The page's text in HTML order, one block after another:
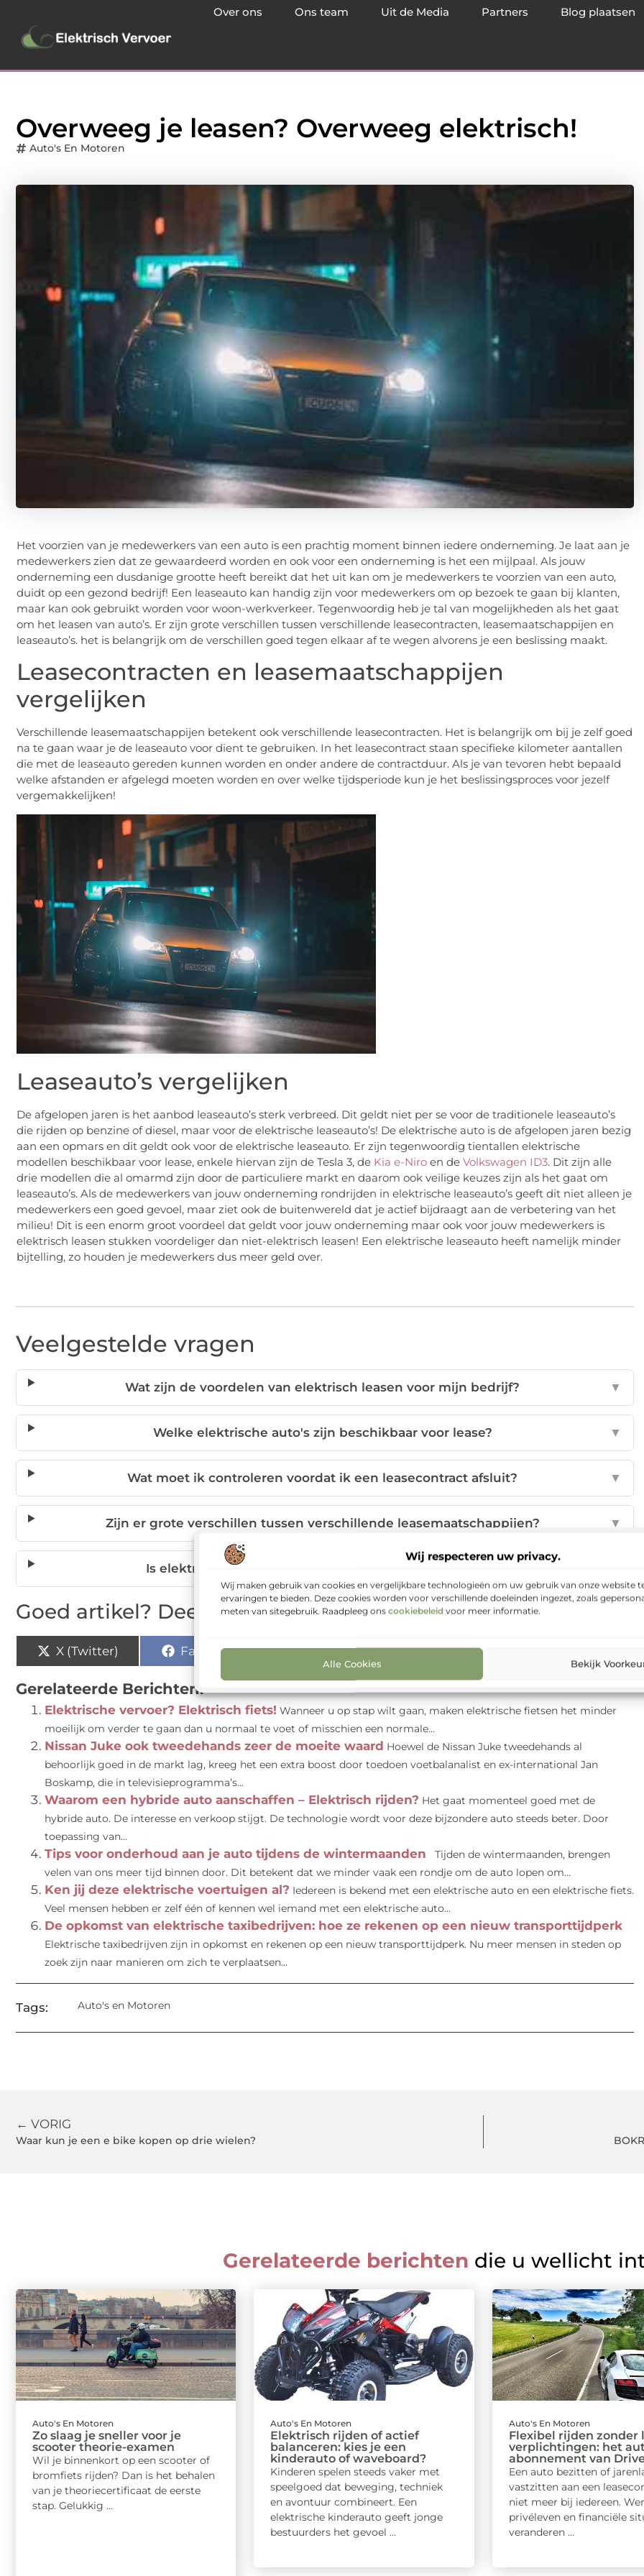
Wij respecteren uw privacy.
Wij maken gebruik van cookies en vergelijkbare technologieën om uw gebruik van onze website
ervaringen te bieden. Deze cookies worden voor verschillende doeleinden ingezet, zoals
meten van sitegebruik. Raadpleeg ons cookiebeleid voor meer informatie.
Alle Cookies Bekijk
Over ons Ons team Uit de Media Partners Blog plaatsen
Overweeg je leasen? Overweeg elektrisch!
Auto's En Motoren
Het voorzien van je medewerkers van een auto is een prachtig moment binnen iedere onderneming. Je laat aan je
medewerkers zien dat ze gewaardeerd worden en ook voor een onderneming is het een mijlpaal. Als jouw
onderneming een dusdanige grootte heeft bereikt dat het uit kan om je medewerkers te voorzien van een auto,
duidt op een gezond bedrijf! Een leaseauto kan handig zijn voor medewerkers om op bezoek te gaan bij klanten,
maar kan ook gebruikt worden voor woon-werkverkeer. Tegenwoordig heb je tal van mogelijkheden als het gaat
om het leasen van auto’s. Er zijn grote verschillen tussen verschillende leasecontracten, leasemaatschappijen en
leaseauto’s. het is belangrijk om de verschillen goed tegen elkaar af te wegen alvorens je een beslissing maakt.
Leasecontracten en leasemaatschappijen
vergelijken
Verschillende leasemaatschappijen betekent ook verschillende leasecontracten. Het is belangrijk om bij je zelf goed
na te gaan waar je de leaseauto voor dient te gebruiken. In het leasecontract staan specifieke kilometer aantallen
die met de leaseauto gereden kunnen worden en onder andere de contractduur. Als je van tevoren hebt bepaald
welke afstanden er afgelegd moeten worden en over welke tijdsperiode kun je het beslissingsproces voor jezelf
vergemakkelijken!
Leaseauto’s vergelijken
De afgelopen jaren is het aanbod leaseauto’s sterk verbreed. Dit geldt niet per se voor de traditionele leaseauto’s
die rijden op benzine of diesel, maar voor de elektrische leaseauto’s! De elektrische auto is de afgelopen jaren bezig
aan een opmars en dit geldt ook voor de elektrische leaseauto. Er zijn tegenwoordig tientallen elektrische
modellen beschikbaar voor lease, enkele hiervan zijn de Tesla 3, de Kia e-Niro en de Volkswagen ID3. Dit zijn alle
drie modellen die al omarmd zijn door de particuliere markt en daarom ook veilige keuzes zijn als het gaat om
leaseauto’s. Als de medewerkers van jouw onderneming rondrijden in elektrische leaseauto’s geeft dit niet alleen je
medewerkers een goed gevoel, maar ziet ook de buitenwereld dat je actief bijdraagt aan de verbetering van het
milieu! Dit is een enorm groot voordeel dat geldt voor jouw onderneming maar ook voor jouw medewerkers is
elektrisch leasen stukken voordeliger dan niet-elektrisch leasen! Een elektrische leaseauto heeft namelijk minder
bijtelling, zo houden je medewerkers dus meer geld over.
Veelgestelde vragen
Wat zijn de voordelen van elektrisch leasen voor mijn bedrijf? ▼
Welke elektrische auto's zijn beschikbaar voor lease? ▼
Wat moet ik controleren voordat ik een leasecontract afsluit? ▼
Zijn er grote verschillen tussen verschillende leasemaatschappijen? ▼
Is elektrisch leasen goedkoper dan traditioneel leasen?
Goed artikel? Deel hem dan op:
X (Twitter) Facebook Pinterest LinkedIn
Gerelateerde Berichten:
Elektrische vervoer? Elektrisch fiets! Wanneer u op stap wilt gaan, maken elektrische fietsen het minder
moeilijk om verder te gaan dan u normaal te voet of misschien een normale...
Nissan Juke ook tweedehands zeer de moeite waard Hoewel de Nissan Juke tweedehands al
behoorlijk goed in de markt lag, kreeg het een extra boost door toedoen voetbalanalist en ex-international Jan
Boskamp, die in televisieprogramma’s...
Waarom een hybride auto aanschaffen – Elektrisch rijden? Het gaat momenteel goed met de
hybride auto. De interesse en verkoop stijgt. De technologie wordt voor deze bijzondere auto steeds beter. Door
toepassing van...
Tips voor onderhoud aan je auto tijdens de wintermaanden
Tijden de wintermaanden, brengen
velen van ons meer tijd binnen door. Dit betekent dat we minder vaak een rondje om de auto lopen om...
Ken jij deze elektrische voertuigen al? Iedereen is bekend met een elektrische auto en een elektrische fiets.
Veel mensen hebben er zelf één of kennen wel iemand met een elektrische auto...
De opkomst van elektrische taxibedrijven: hoe ze rekenen op een nieuw transporttijdperk
Elektrische taxibedrijven zijn in opkomst en rekenen op een nieuw transporttijdperk. Nu meer mensen in steden op
zoek zijn naar manieren om zich te verplaatsen...
Tags: Auto's en Motoren
← VORIG
Waar kun je een e bike kopen op drie wielen?
Gerelateerde berichten die u wellicht
Auto's En Motoren
Zo slaag je sneller voor je
scooter theorie-examen
Wil je binnenkort op een scooter of
bromfiets rijden? Dan is het behalen
van je theoriecertificaat de eerste
stap. Gelukkig ...
Auto's En Motoren
Elektrisch rijden of actief
balanceren: kies je een
kinderauto of waveboard?
Kinderen spelen steeds vaker met
speelgoed dat beweging, techniek
en avontuur combineert. Een
elektrische kinderauto geeft jonge
bestuurders het gevoel ...
Auto's En Motoren
Flexibel rijden zonder
verplichtingen: het
abonnement van
Een auto bezitten of
vastzitten aan een
niet meer bij iedereen.
privéleven en financiële
veranderen ...